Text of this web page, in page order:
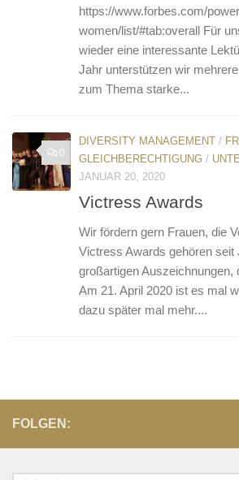
https://www.forbes.com/
women/list/#tab:overall Für
wieder eine interessante
Jahr unterstützen wir
zum Thema starke...
0
DIVERSITY MANAGEMENT /
GLEICHBERECHTIGUNG /
JANUAR 20, 2020
Victress Awards
Wir fördern gern Frauen, die
Victress Awards gehören seit
großartigen Auszeichnungen,
Am 21. April 2020 ist es mal
dazu später mal mehr....
FOLGEN: